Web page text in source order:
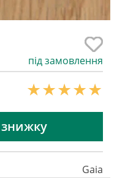
під замовлення
знижку
Gaia